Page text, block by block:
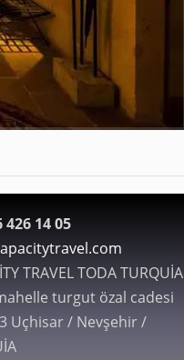
426 14 05
TRAVEL TODA TURQUİA
turgut özal cadesi
Uçhisar / Nevşehir /